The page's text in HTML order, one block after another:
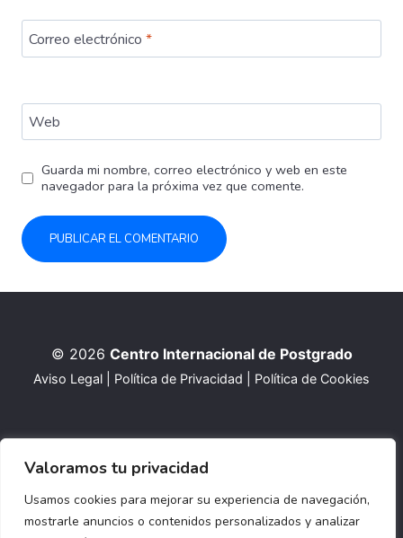
Valoramos tu privacidad
Usamos cookies para mejorar su experiencia de navegación,
mostrarle anuncios o contenidos personalizados y analizar
Correo electrónico *
Web
Guarda mi nombre, correo electrónico y web en este
navegador para la próxima vez que comente.
© 2026 Centro Internacional de Postgrado
Aviso Legal Política de Privacidad Política de Cookies